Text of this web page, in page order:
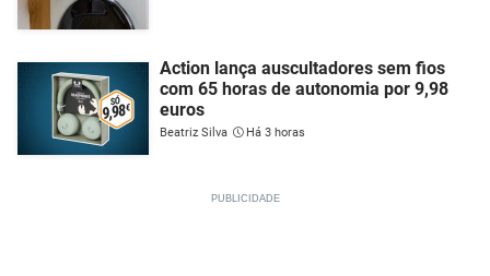
Action lança auscultadores sem fios
com 65 horas de autonomia por 9,98
euros
Beatriz Silva Há 3 horas